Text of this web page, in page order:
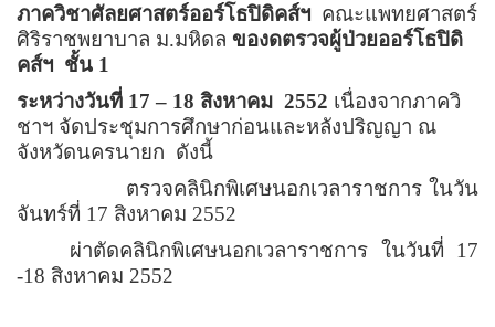
ภาควิชาศัลยศาสตร์ออร์โธปิดิคส์ฯ คณะแพทยศาสตร์
ศิริราชพยาบาล ม.มหิดล ของดตรวจผู้ป่วยออร์โธปิดิ
คส์ฯ ชั้น 1
ระหว่างวันที่ 17– 18 สิงหาคม 2552 เนื่องจากภาควิ
ชาฯ จัดประชุมการศึกษาก่อนและหลังปริญญา ณ
จังหวัดนครนายก ดังนี้
ตรวจคลินิกพิเศษนอกเวลาราชการ ในวัน
จันทร์ที่ 17 สิงหาคม 2552
ผ่าตัดคลินิกพิเศษนอกเวลาราชการ ในวันที่ 17
-18 สิงหาคม 2552